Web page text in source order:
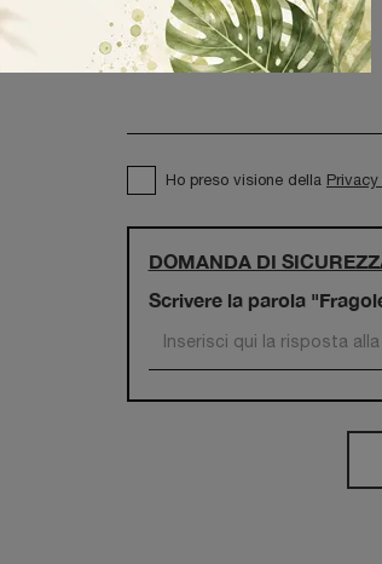
Ho preso visione della
DOMANDA DI
Scrivere la parola